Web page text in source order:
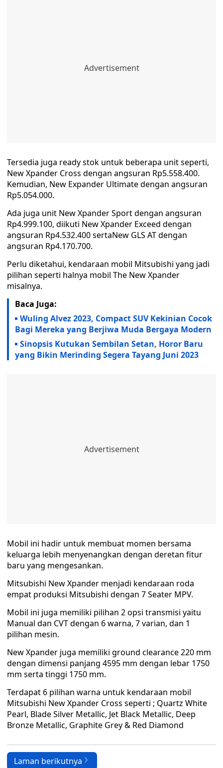
Tersedia juga ready stok untuk beberapa unit seperti,
New Xpander Cross dengan angsuran Rp5.558.400.
Kemudian, New Expander Ultimate dengan angsuran
Rp5.054.000.
Ada juga unit New Xpander Sport dengan angsuran
Rp4.999.100, diikuti New Xpander Exceed dengan
angsuran Rp4.532.400 sertaNew GLS AT dengan
angsuran Rp4.170.700.
Perlu diketahui, kendaraan mobil Mitsubishi yang jadi
pilihan seperti halnya mobil The New Xpander
misalnya.
Baca Juga:
Wuling Alvez 2023, Compact SUV Kekinian Cocok
Bagi Mereka yang Berjiwa Muda Bergaya Modern
Sinopsis Kutukan Sembilan Setan, Horor Baru
yang Bikin Merinding Segera Tayang Juni 2023
Mobil ini hadir untuk membuat momen bersama
keluarga lebih menyenangkan dengan deretan fitur
baru yang mengesankan.
Mitsubishi New Xpander menjadi kendaraan roda
empat produksi Mitsubishi dengan 7 Seater MPV.
Mobil ini juga memiliki pilihan 2 opsi transmisi yaitu
Manual dan CVT dengan 6 warna, 7 varian, dan 1
pilihan mesin.
New Xpander juga memiliki ground clearance 220 mm
dengan dimensi panjang 4595 mm dengan lebar 1750
mm serta tinggi 1750 mm.
Terdapat 6 pilihan warna untuk kendaraan mobil
Mitsubishi New Xpander Cross seperti ; Quartz White
Pearl, Blade Silver Metallic, Jet Black Metallic, Deep
Bronze Metallic, Graphite Grey & Red Diamond
Laman berikutnya